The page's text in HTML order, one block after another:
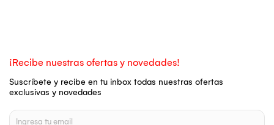
¡Recibe nuestras ofertas y novedades!
Suscríbete y recibe en tu inbox todas nuestras ofertas
exclusivas y novedades